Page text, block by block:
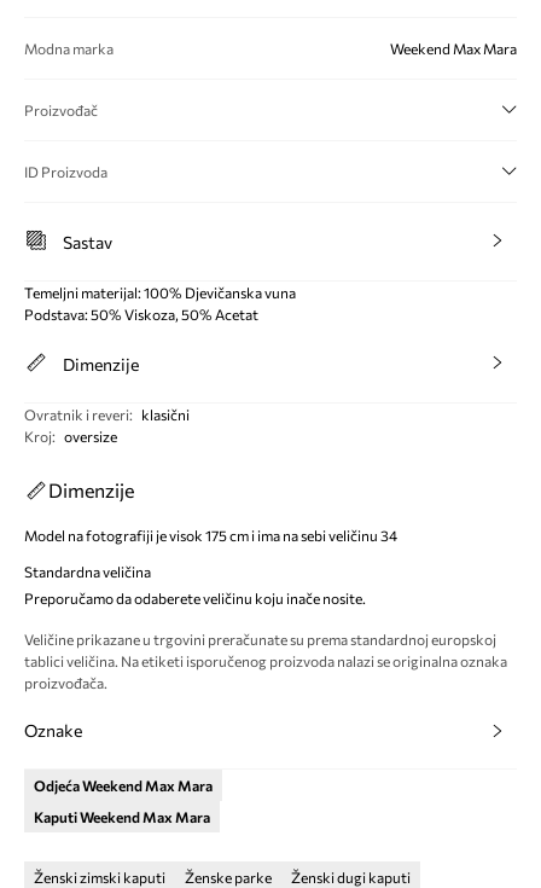
Modna marka Weekend Max Mara
Proizvođač
ID Proizvoda
Sastav
Temeljni materijal: 100% Djevičanska vuna
Podstava: 50% Viskoza, 50% Acetat
Dimenzije
Ovratnik i reveri:
klasični
Kroj: oversize
Dimenzije
Model na fotografiji je visok 175 cm i ima na sebi veličinu 34
Standardna veličina
Preporučamo da odaberete veličinu koju inače nosite.
Veličine prikazane u trgovini preračunate su prema standardnoj europskoj
tablici veličina. Na etiketi isporučenog proizvoda nalazi se originalna oznaka
proizvođača.
Oznake
Odjeća Weekend Max Mara
Kaputi Weekend Max Mara
Ženski zimski kaputi Ženske parke
Ženski dugi kaputi